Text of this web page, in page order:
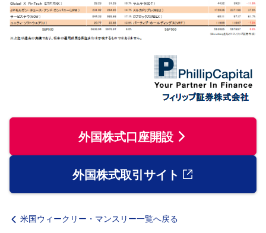
外国株式口座開設
外国株式取引サイト
米国ウィークリー・マンスリー一覧へ戻る